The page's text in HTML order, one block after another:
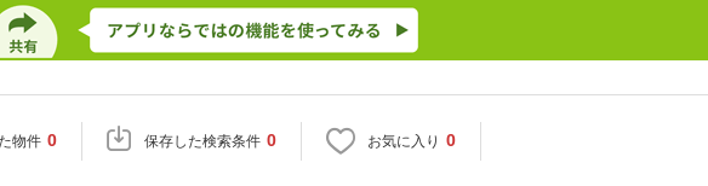
物件 0 保存した検索条件 0 お気に入り 0